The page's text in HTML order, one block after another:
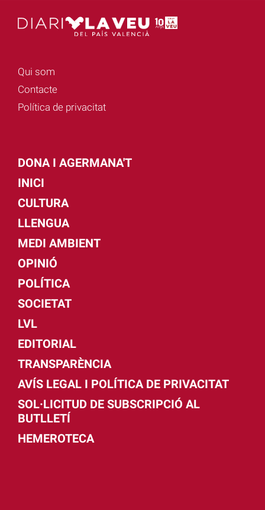
Qui som
Contacte
Política de privacitat
DONA I AGERMANA'T
INICI
CULTURA
LLENGUA
MEDI AMBIENT
OPINIÓ
POLÍTICA
SOCIETAT
LVL
EDITORIAL
TRANSPARÈNCIA
AVÍS LEGAL I POLÍTICA DE PRIVACITAT
SOL·LICITUD DE SUBSCRIPCIÓ AL
BUTLLETÍ
HEMEROTECA